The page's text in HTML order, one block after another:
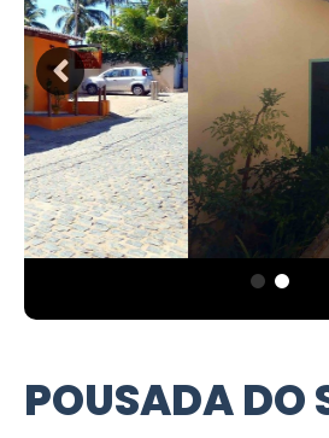
POUSADA DO